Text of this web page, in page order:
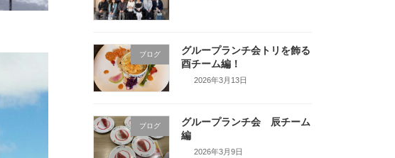
ブログ
グループランチ会トリを飾る
酉チーム編！
2026年3月13日
ブログ
グループランチ会 辰チーム
編
2026年3月9日